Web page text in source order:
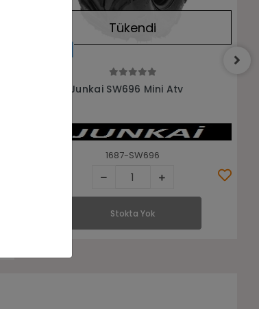
Stokta Yok
Tükendi
16x8-7 ACME AC733 4PR Atv
1687-AC733
Stokta Yok